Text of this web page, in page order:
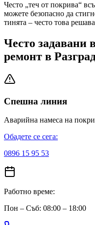
Често „теч от покрива“
можете безопасно да
тинята – често това
Често задавани
ремонт в
Спешна линия
Аварийна намеса на
Обадете се сега:
0896 15 95 53
Работно време:
Пон – Съб: 08:00 – 18:00